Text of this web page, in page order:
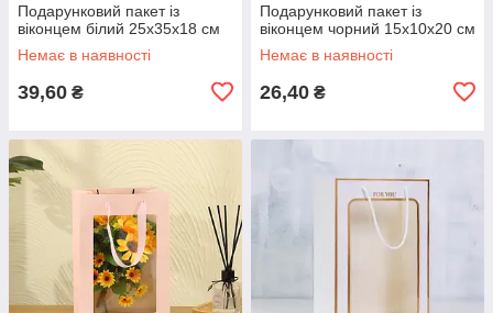
Подарунковий пакет із
віконцем білий 25х35х18 см
Немає в наявності
39,60 ₴
Подарунковий пакет із
віконцем чорний 15х10х20 см
Немає в наявності
26,40 ₴